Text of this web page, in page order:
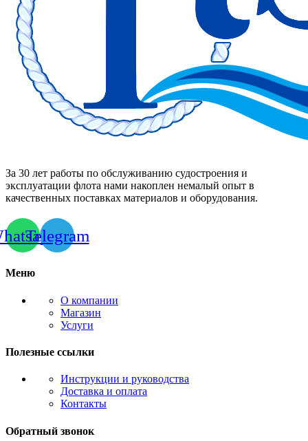
За 30 лет работы по обслуживанию судостроения и
эксплуатации флота нами накоплен немалый опыт в
качественных поставках материалов и оборудования.
Telegram
Меню
О компании
Магазин
Услуги
Полезные ссылки
Инструкции и руководства
Доставка и оплата
Контакты
Обратный звонок